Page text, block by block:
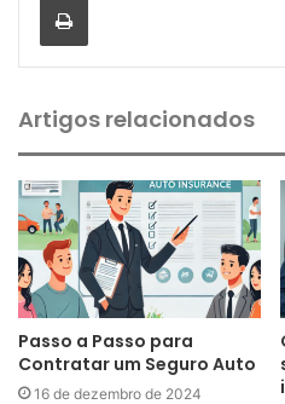
Artigos relacionados
Passo a Passo para
Contratar um Seguro Auto
16 de dezembro de 2024